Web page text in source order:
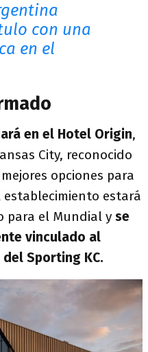
con una
en el
en el Hotel Origin,
City, reconocido
opciones para
establecimiento estará
para el Mundial y se
vinculado al
Sporting KC.